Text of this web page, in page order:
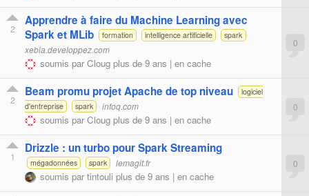
2
Apprendre à faire du Machine Learning avec
Spark et MLib
formation intelligence artificielle spark
xebia.developpez.com
soumis parCloug plus de 9 ans | en cache
0
2
Beam promu projet Apache de top niveau
logiciel
d'entreprise
spark infoq.com
soumis parCloug plus de 9 ans | en cache
0
1
Drizzle : un turbo pour Spark Streaming
mégadonnées spark lemagit.fr
soumis partintouli plus de 9 ans | en cache
0